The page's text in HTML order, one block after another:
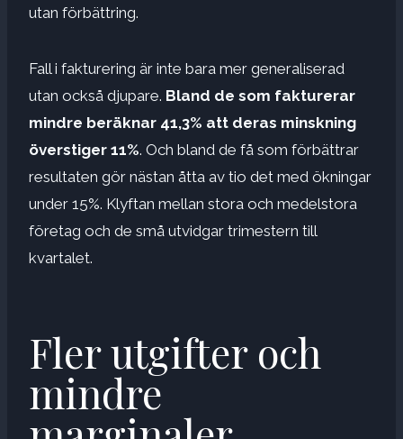
utan förbättring.
Fall i fakturering är inte bara mer generaliserad
utan också djupare. Bland de som fakturerar
mindre beräknar 41,3% att deras minskning
överstiger 11%. Och bland de få som förbättrar
resultaten gör nästan åtta av tio det med ökningar
under 15%. Klyftan mellan stora och medelstora
företag och de små utvidgar trimestern till
kvartalet.
Fler utgifter och
mindre